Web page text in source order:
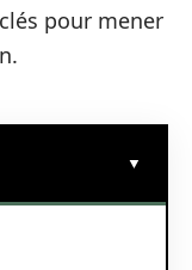
pour mener